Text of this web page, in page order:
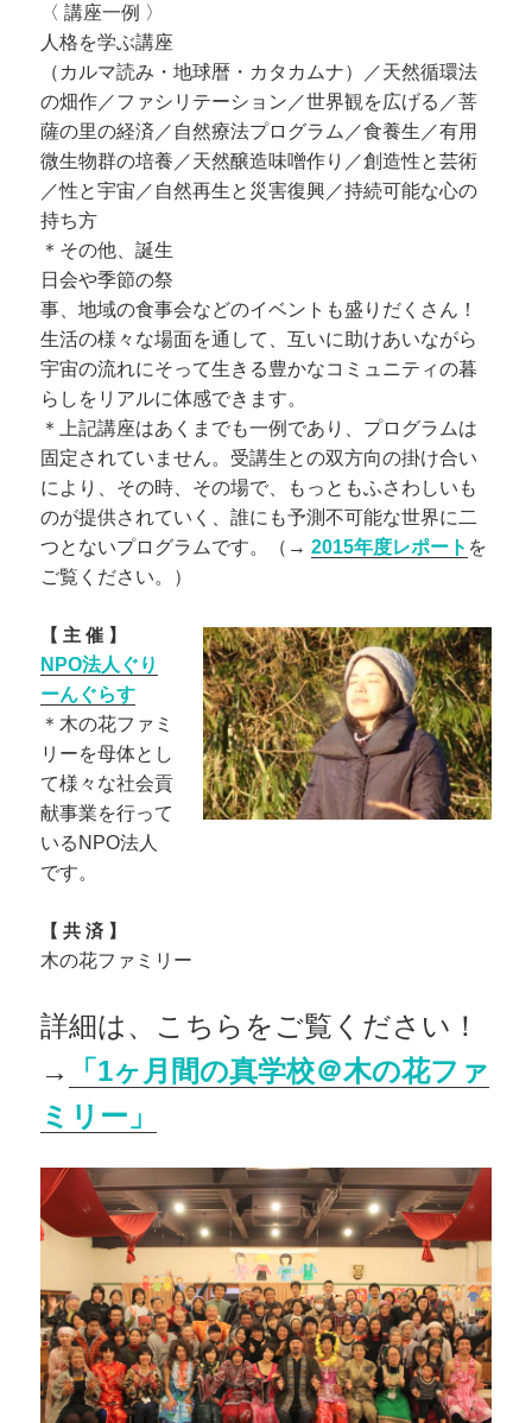
〈 講座一例 〉
人格を学ぶ講座
（カルマ読み・地球暦・カタカムナ）／天然循環法
の畑作／ファシリテーション／世界観を広げる／菩
薩の里の経済／ 自然療法プログラム／食養生／有用
微生物群の培養／天然醸造味噌作り／創造性と芸術
／性と宇宙／ 自然再生と災害復興／持続可能な心の
持ち方
＊その他、誕生
日会や季節の祭
事、地域の食事会などのイベントも盛りだくさん！
生活の様々な場面を通して、互いに助けあいながら
宇宙の流れにそって生きる豊かなコミュニテ ィの暮
らしをリアルに体感できます。
＊上記講座はあくまでも一例であり、 プログラムは
固定されていません。 受講生との双方向の掛け合い
により、その時、その場で、
もっともふさわしいも
のが提供されていく、誰にも予測不可能な世界に二
つとないプログラムです。
（→2015年度レポー ト を
ご覧ください。）
【 主 催 】
NPO法人ぐり
ーんぐらす
＊ 木の花ファミ
リーを母体とし
て様々な社会貢
献事業を行って
いるN PO法人
です。
【 共 済 】
木の花ファミリー
詳細は、こちらをご覧ください！
→
「1ヶ月間の真学校＠木の花ファ
ミリー」